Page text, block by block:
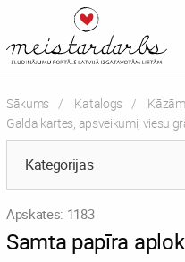
Sākums Katalogs
Kāzām
Galda kartes, apsveikumi, viesu
Kategorijas
Apskates: 1183
Samta papīra